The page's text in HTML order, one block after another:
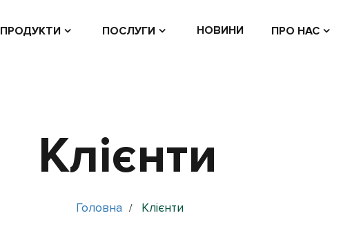
ПРОДУКТИ ПОСЛУГИ НОВИНИ ПРО НАС
Клієнти
Головна / Клієнти